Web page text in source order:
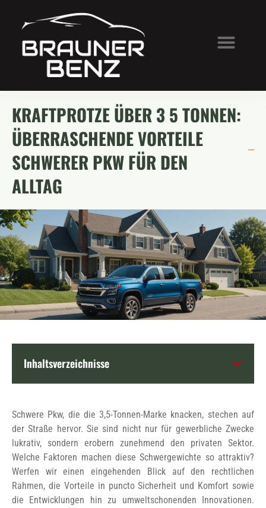
KRAFTPROTZE ÜBER 3 5 TONNEN:
ÜBERRASCHENDE VORTEILE
SCHWERER PKW FÜR DEN
ALLTAG
Inhaltsverzeichnisse
Schwere Pkw, die die 3,5-Tonnen-Marke knacken, stechen auf
der Straße hervor. Sie sind nicht nur für gewerbliche Zwecke
lukrativ, sondern erobern zunehmend den privaten Sektor.
Welche Faktoren machen diese Schwergewichte so attraktiv?
Werfen wir einen eingehenden Blick auf den rechtlichen
Rahmen, die Vorteile in puncto Sicherheit und Komfort sowie
die Entwicklungen hin zu umweltschonenden Innovationen.